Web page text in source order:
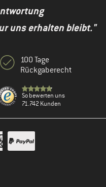
uns erhalten bleibt."
100 Tage
Rückgaberecht
So bewerten uns
71.742 Kunden